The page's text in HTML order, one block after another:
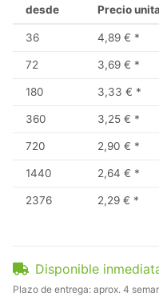
desde Precio
36 4,89 € *
72 3,69 € *
180 3,33 € *
360 3,25 € *
720 2,90 € *
1440 2,64 € *
2376 2,29 € *
Disponible
Plazo de entrega: aprox. 4